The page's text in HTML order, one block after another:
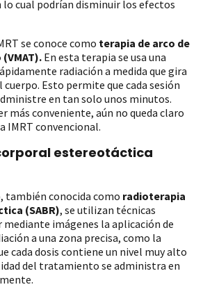
lo cual podrían disminuir los efectos
se conoce como terapia de arco de
En esta terapia se usa una
radiación a medida que gira
cuerpo. Esto permite que cada sesión
en tan solo unos minutos.
más conveniente, aún no queda claro
IMRT convencional.
estereotáctica
conocida como radioterapia
(SABR), se utilizan técnicas
mediante imágenes la aplicación de
a una zona precisa, como la
cada dosis contiene un nivel muy alto
del tratamiento se administra en